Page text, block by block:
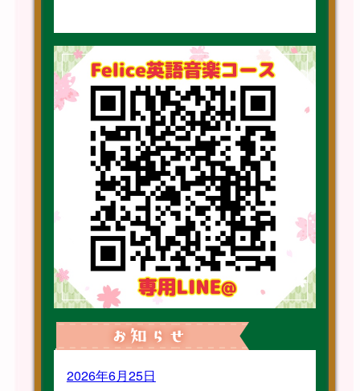
2026年6月25日